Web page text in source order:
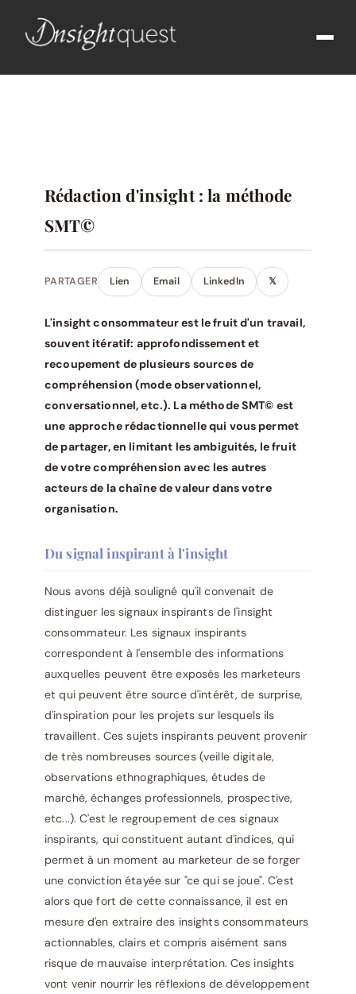
Rédaction d'insight : la méthode
SMT©
PARTAGER Lien Email LinkedIn 𝕏
L'insight consommateur est le fruit d'un travail,
souvent itératif: approfondissement et
recoupement de plusieurs sources de
compréhension (mode observationnel,
conversationnel, etc.). La méthode SMT© est
une approche rédactionnelle qui vous permet
de partager, en limitant les ambiguités, le fruit
de votre compréhension avec les autres
acteurs de la chaîne de valeur dans votre
organisation.
Du signal inspirant à l'insight
Nous avons déjà souligné qu'il convenait de
distinguer les signaux inspirants de l'insight
consommateur. Les signaux inspirants
correspondent à l'ensemble des informations
auxquelles peuvent être exposés les marketeurs
et qui peuvent être source d'intérêt, de surprise,
d'inspiration pour les projets sur lesquels ils
travaillent. Ces sujets inspirants peuvent provenir
de très nombreuses sources (veille digitale,
observations ethnographiques, études de
marché, échanges professionnels, prospective,
etc...). C'est le regroupement de ces signaux
inspirants, qui constituent autant d'indices, qui
permet à un moment au marketeur de se forger
une conviction étayée sur "ce qui se joue". C'est
alors que fort de cette connaissance, il est en
mesure d'en extraire des insights consommateurs
actionnables, clairs et compris aisément sans
risque de mauvaise interprétation. Ces insights
vont venir nourrir les réflexions de développement